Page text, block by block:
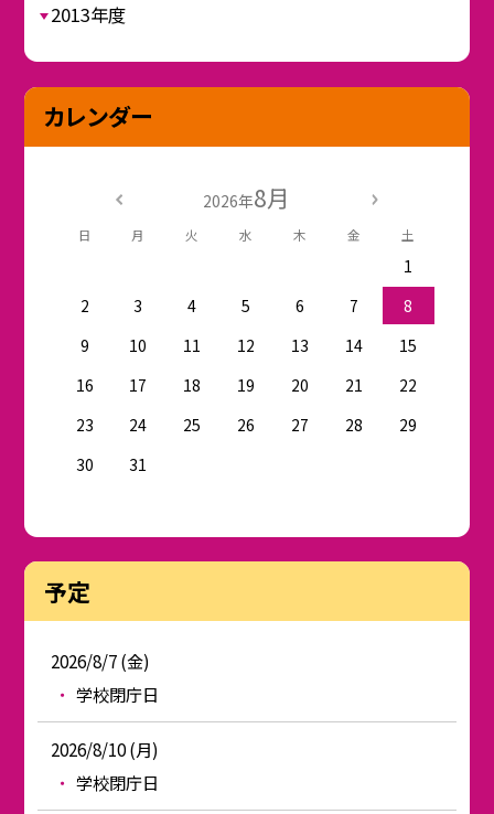
2013年度
カレンダー
2026年8月
日 月 火 水 木 金 土
1
2
3 4 5 6 7
8
9
10 11 12 13 14
15
16
17 18 19 20 21
22
23
24 25 26 27 28
29
30
31
予定
2026/8/7 (金)
学校閉庁日
2026/8/10 (月)
学校閉庁日